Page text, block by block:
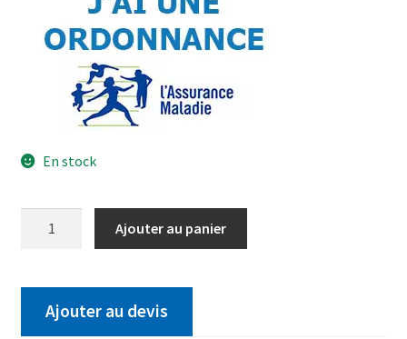
En stock
Ajouter au panier
Ajouter au devis